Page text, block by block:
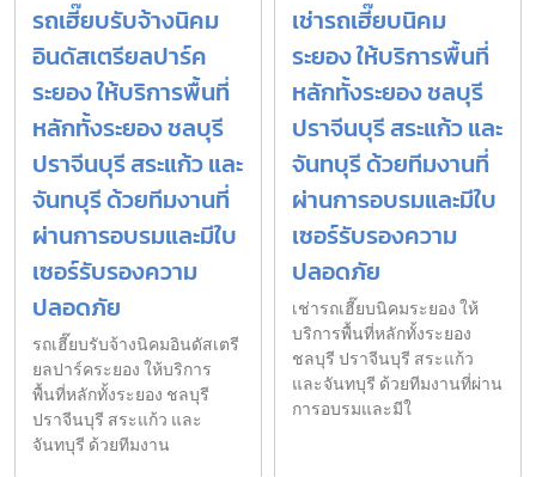
รถเฮี๊ยบรับจ้างนิคม
อินดัสเตรียลปาร์ค
ระยอง ให้บริการพื้นที่
หลักทั้งระยอง ชลบุรี
ปราจีนบุรี สระแก้ว และ
จันทบุรี ด้วยทีมงานที่
ผ่านการอบรมและมีใบ
เซอร์รับรองความ
ปลอดภัย
รถเฮี๊ยบรับจ้างนิคมอินดัสเตรี
ยลปาร์คระยอง ให้บริการ
พื้นที่หลักทั้งระยอง ชลบุรี
ปราจีนบุรี สระแก้ว และ
จันทบุรี ด้วยทีมงาน
เช่ารถเฮี๊ยบนิคม
ระยอง ให้บริการพื้นที่
หลักทั้งระยอง ชลบุรี
ปราจีนบุรี สระแก้ว และ
จันทบุรี ด้วยทีมงานที่
ผ่านการอบรมและมีใบ
เซอร์รับรองความ
ปลอดภัย
เช่ารถเฮี๊ยบนิคมระยอง ให้
บริการพื้นที่หลักทั้งระยอง
ชลบุรี ปราจีนบุรี สระแก้ว
และจันทบุรี ด้วยทีมงานที่ผ่าน
การอบรมและมีใ